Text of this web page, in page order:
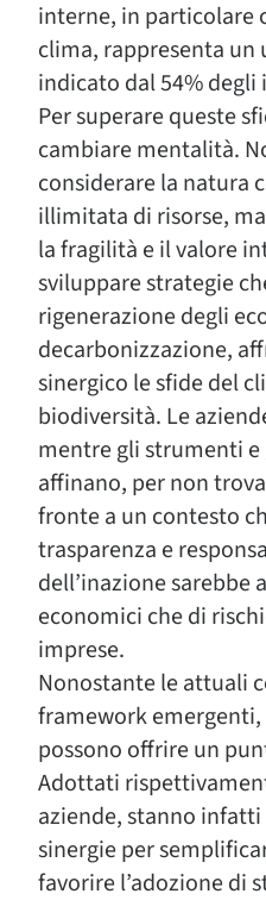
interne, in particolare
clima, rappresenta
indicato dal 54%
Per superare queste
cambiare mentalità.
considerare la natura
illimitata di risorse,
la fragilità e il valore
sviluppare strategie
rigenerazione degli
decarbonizzazione,
sinergico le sfide del
biodiversità. Le
mentre gli strumenti e
affinano, per non
fronte a un contesto
trasparenza e
dell’inazione sarebbe
economici che di
imprese.
Nonostante le attuali
framework emergenti,
possono offrire un
Adottati
aziende, stanno
sinergie per
favorire l’adozione di